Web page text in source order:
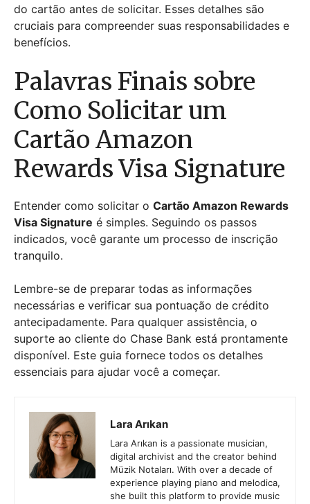
do cartão antes de solicitar. Esses detalhes são
cruciais para compreender suas responsabilidades e
benefícios.
Palavras Finais sobre
Como Solicitar um
Cartão Amazon
Rewards Visa Signature
Entender como solicitar o Cartão Amazon Rewards
Visa Signature é simples. Seguindo os passos
indicados, você garante um processo de inscrição
tranquilo.
Lembre-se de preparar todas as informações
necessárias e verificar sua pontuação de crédito
antecipadamente. Para qualquer assistência, o
suporte ao cliente do Chase Bank está prontamente
disponível. Este guia fornece todos os detalhes
essenciais para ajudar você a começar.
Lara Arıkan
Lara Arıkan is a passionate musician,
digital archivist and the creator behind
Müzik Notaları. With over a decade of
experience playing piano and melodica,
she built this platform to provide music